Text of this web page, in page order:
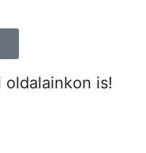
oldalainkon is!